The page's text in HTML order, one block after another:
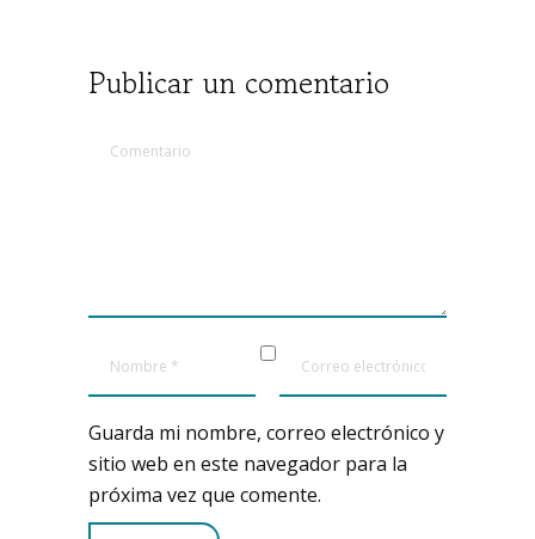
Publicar un comentario
Guarda mi nombre, correo electrónico y
sitio web en este navegador para la
próxima vez que comente.